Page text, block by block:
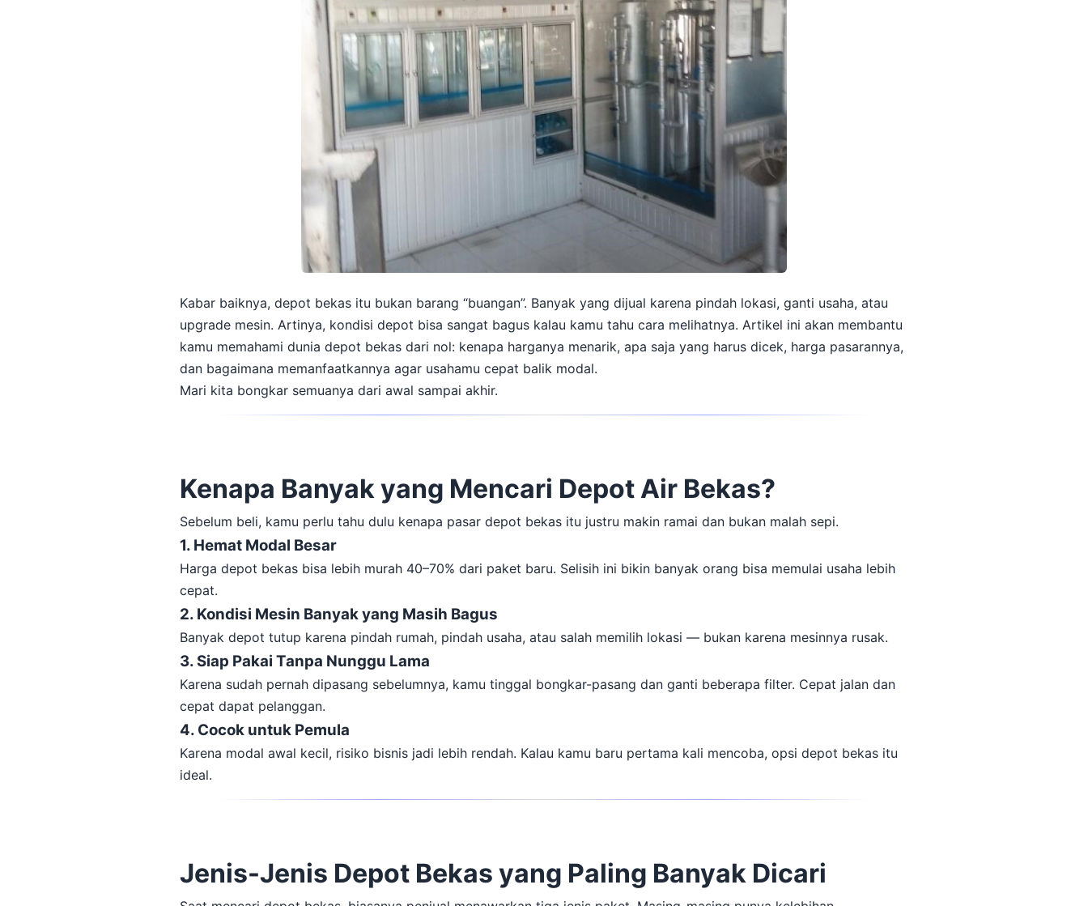
Kabar baiknya, depot bekas itu bukan barang “buangan”. Banyak yang dijual karena pindah lokasi, ganti usaha, atau
upgrade mesin. Artinya, kondisi depot bisa sangat bagus kalau kamu tahu cara melihatnya. Artikel ini akan membantu
kamu memahami dunia depot bekas dari nol: kenapa harganya menarik, apa saja yang harus dicek, harga pasarannya,
dan bagaimana memanfaatkannya agar usahamu cepat balik modal.
Mari kita bongkar semuanya dari awal sampai akhir.
Kenapa Banyak yang Mencari Depot Air Bekas?
Sebelum beli, kamu perlu tahu dulu kenapa pasar depot bekas itu justru makin ramai dan bukan malah sepi.
1. Hemat Modal Besar
Harga depot bekas bisa lebih murah 40–70% dari paket baru. Selisih ini bikin banyak orang bisa memulai usaha lebih
cepat.
2. Kondisi Mesin Banyak yang Masih Bagus
Banyak depot tutup karena pindah rumah, pindah usaha, atau salah memilih lokasi — bukan karena mesinnya rusak.
3. Siap Pakai Tanpa Nunggu Lama
Karena sudah pernah dipasang sebelumnya, kamu tinggal bongkar-pasang dan ganti beberapa filter. Cepat jalan dan
cepat dapat pelanggan.
4. Cocok untuk Pemula
Karena modal awal kecil, risiko bisnis jadi lebih rendah. Kalau kamu baru pertama kali mencoba, opsi depot bekas itu
ideal.
Jenis-Jenis Depot Bekas yang Paling Banyak Dicari